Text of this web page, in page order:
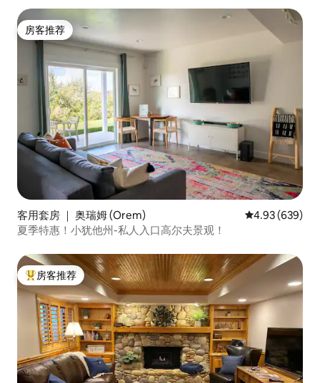
房客推荐
房客推荐
客用套房 ｜ 奥瑞姆 (Orem) 平均评分 4.93
4.93 (639)
夏季特惠！小犹他州-私人入口高尔夫景观！
热门「房客推荐」
房客推荐